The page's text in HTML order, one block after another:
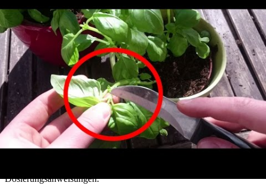
idealerweise auf eine sonnige Fensterbank.
Falsche Temperatur
Basilikum ist sehr temperaturempfindlich. Zu kalte Temperaturen
(unter 10 Grad Celsius) können das Wachstum hemmen und dazu
führen, dass die Pflanze eingeht. Halte dein Basilikum daher immer
in einem warmen, aber nicht zu heißen Umfeld.
Nährstoffmangel
Ein weiteres Problem kann Nährstoffmangel sein. Basilikum im
Topf hat nur begrenzten Zugang zu Nährstoffen, daher ist
Dosierungsanweisungen.